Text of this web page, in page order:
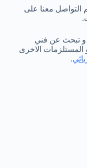
التواصل معنا على
و تبحث عن فني
المستلزمات الاخرى
.